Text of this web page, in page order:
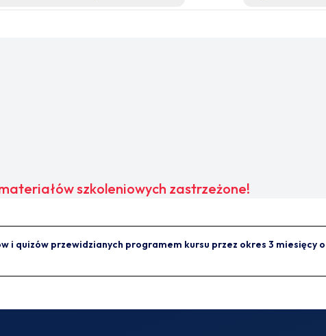
szkoleniowych zastrzeżone!
quizów przewidzianych programem kursu przez okres 3 miesięcy